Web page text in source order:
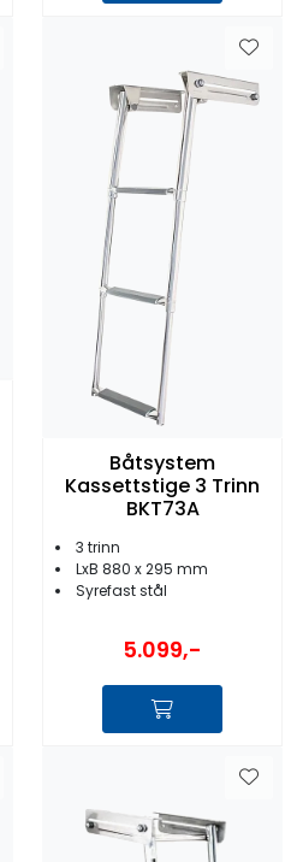
Båtsystem
Kassettstige 3 Trinn
BKT73A
3 trinn
LxB 880 x 295 mm
Syrefast stål
5.099,-